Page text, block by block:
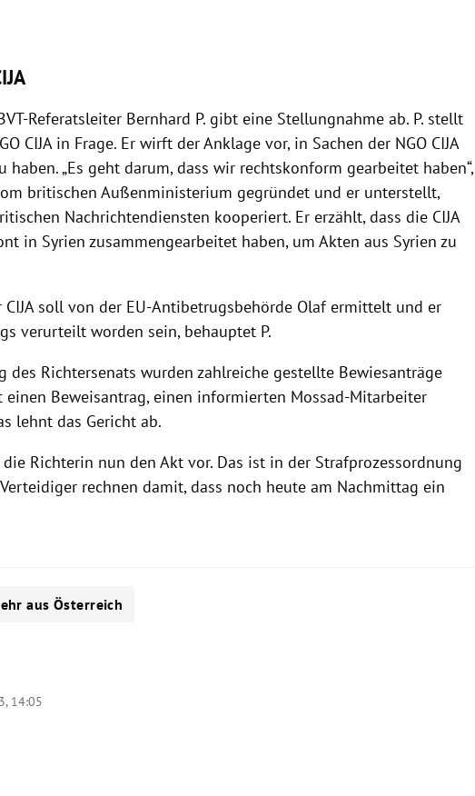
Referatsleiter Bernhard P. gibt eine Stellungnahme ab. P. stellt
CIJA in Frage. Er wirft der Anklage vor, in Sachen der NGO CIJA
haben. „Es geht darum, dass wir rechtskonform gearbeitet haben“,
britischen Außenministerium gegründet und er unterstellt,
Nachrichtendiensten kooperiert. Er erzählt, dass die CIJA
in Syrien zusammengearbeitet haben, um Akten aus Syrien zu
CIJA soll von der EU-Antibetrugsbehörde Olaf ermittelt und er
verurteilt worden sein, behauptet P.
des Richtersenats wurden zahlreiche gestellte Bewiesanträge
einen Beweisantrag, einen informierten Mossad-Mitarbeiter
lehnt das Gericht ab.
Richterin nun den Akt vor. Das ist in der Strafprozessordnung
rechnen damit, dass noch heute am Nachmittag ein
aus Österreich
14:05